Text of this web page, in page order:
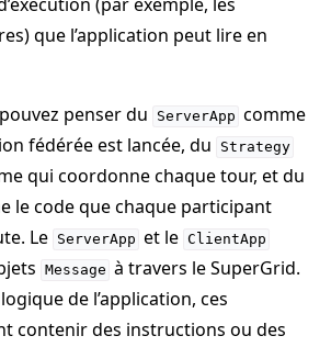
que l’application peut lire en
penser du
ServerApp comme
fédérée est lancée, du
Strategy
qui coordonne chaque tour, et du
le code que chaque participant
Le ServerApp et le ClientApp
Message à travers le SuperGrid.
de l’application, ces
contenir des instructions ou des